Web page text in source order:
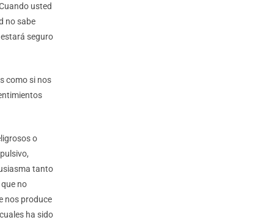
usted
no sabe
seguro
como si nos
o
tanto
no
nos produce
ha sido